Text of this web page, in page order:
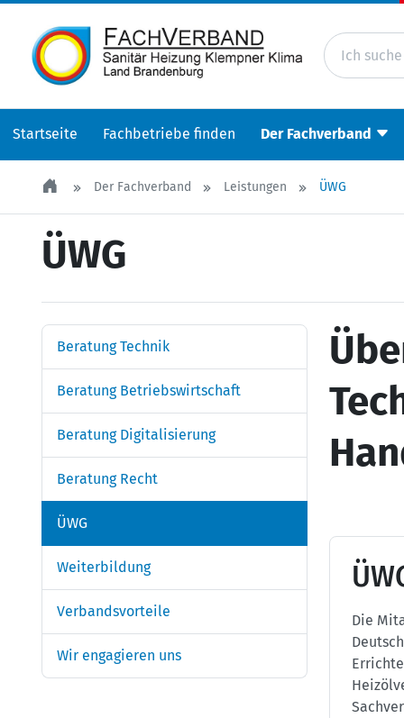
Startseite Fachbetriebe finden Der Fachverband
Der Fachverband Leistungen ÜWG
ÜWG
Beratung Technik
Beratung Betriebswirtschaft
Beratung Digitalisierung
Beratung Recht
ÜWG
Weiterbildung
Verbandsvorteile
Wir engagieren uns
Die